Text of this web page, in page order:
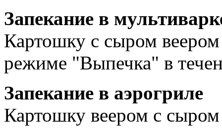
Запекание в
Картошку с сыром веером
режиме "Выпечка" в
Запекание в аэрогриле
Картошку веером с сыром